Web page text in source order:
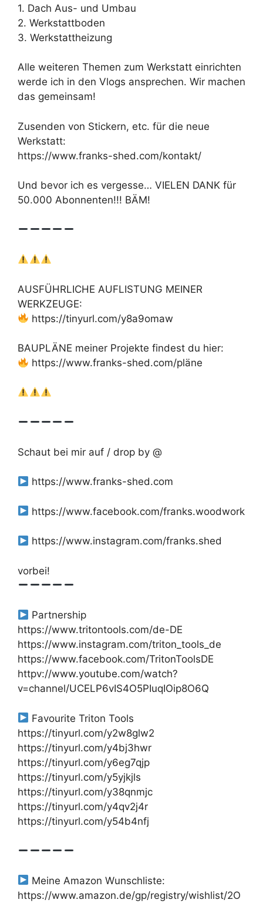
1. Dach Aus- und Umbau
2. Werkstattboden
3. Werkstattheizung
Alle weiteren Themen zum Werkstatt einrichten
werde ich in den Vlogs ansprechen. Wir machen
das gemeinsam!
Zusenden von Stickern, etc. für die neue
Werkstatt:
https://www.franks-shed.com/kontakt/
Und bevor ich es vergesse… VIELEN DANK für
50.000 Abonnenten!!! BÄM!
AUSFÜHRLICHE AUFLISTUNG MEINER
WERKZEUGE:
https://tinyurl.com/y8a9omaw
BAUPLÄNE meiner Projekte findest du hier:
https://www.franks-shed.com/pläne
Schaut bei mir auf / drop by @
https://www.franks-shed.com
https://www.facebook.com/franks.woodwork
https://www.instagram.com/franks.shed
vorbei!
Partnership
https://www.tritontools.com/de-DE
https://www.instagram.com/triton_tools_de
https://www.facebook.com/TritonToolsDE
httpv://www.youtube.com/watch?
v=channel/UCELP6vIS4O5PIuqIOip8O6Q
Favourite Triton Tools
https://tinyurl.com/y2w8glw2
https://tinyurl.com/y4bj3hwr
https://tinyurl.com/y6eg7qjp
https://tinyurl.com/y5yjkjls
https://tinyurl.com/y38qnmjc
https://tinyurl.com/y4qv2j4r
https://tinyurl.com/y54b4nfj
Meine Amazon Wunschliste:
https://www.amazon.de/gp/registry/wishlist/2O